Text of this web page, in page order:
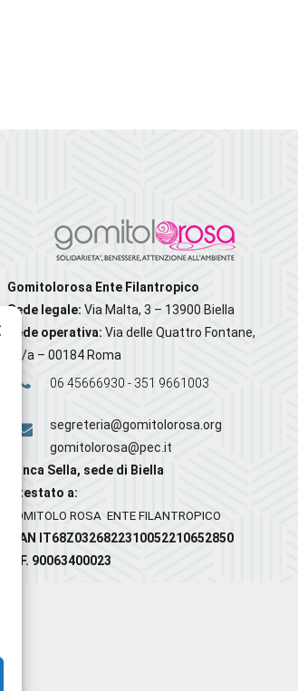
Gomitolorosa Ente Filantropico
Sede legale: Via Malta, 3 – 13900 Biella
Sede operativa: Via delle Quattro Fontane,
20/a – 00184 Roma
06 45666930 - 351 9661003
segreteria@gomitolorosa.org
gomitolorosa@pec.it
Banca Sella, sede di Biella
Intestato a:
GOMITOLO ROSA ENTE FILANTROPICO
IBAN IT68Z0326822310052210652850
C.F. 90063400023